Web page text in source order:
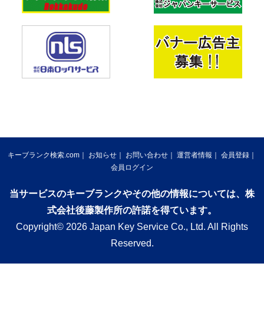
キーブランク検索.com お知らせ お問い合わせ 運営者情報
会員登録
会員ログイン
当サービスのキーブランクやその他の情報については、株
式会社後藤製作所の許諾を得ています。
Copyright© 2026 Japan Key Service Co., Ltd. All Rights
Reserved.